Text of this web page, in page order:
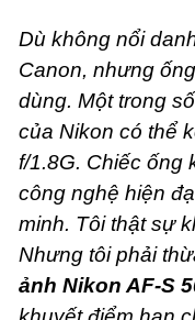
Dù không nổi
Canon, nhưng
dùng. Một trong
của Nikon có thể
f/1.8G. Chiếc ống
công nghệ hiện
minh. Tôi thật sự
Nhưng tôi phải
ảnh Nikon AF-S